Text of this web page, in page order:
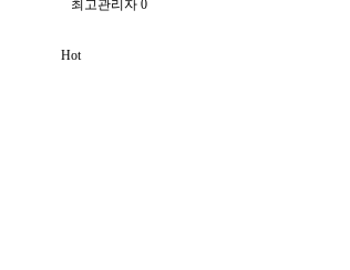
최고관리자 0
Hot